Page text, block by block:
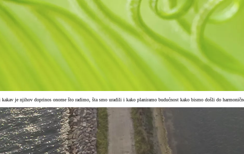
kakav je njihov doprinos onome što radimo, šta smo uradili i kako planiramo budućnost kako bismo došli do